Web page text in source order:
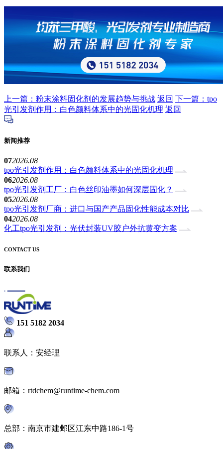
上一篇：粉末涂料固化剂的发展趋势与挑战 返回 下一篇：tpo
光引发剂作用：白色颜料体系中的光固化机理 返回
新闻推荐
072026.08
tpo光引发剂作用：白色颜料体系中的光固化机理
062026.08
tpo光引发剂工厂：白色丝印油墨如何深层固化？
052026.08
tpo光引发剂厂商：进口与国产产品固化性能成本对比
042026.08
化工tpo光引发剂：光伏封装UV胶户外抗黄变方案
CONTACT US
联系我们
151 5182 2034
联系人：安经理
邮箱：rtdchem@runtime-chem.com
总部：南京市建邺区江东中路186-1号